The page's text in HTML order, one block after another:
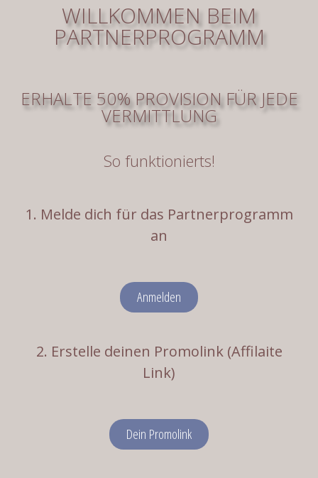
WILLKOMMEN BEIM
PARTNERPROGRAMM
ERHALTE 50% PROVISION FÜR JEDE
VERMITTLUNG
So funktionierts!
1. Melde dich für das Partnerprogramm
an
Anmelden
2. Erstelle deinen Promolink (Affilaite
Link)
Dein Promolink